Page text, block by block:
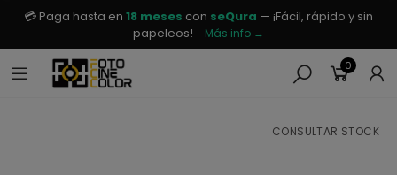
💳 Paga hasta en 18 meses con seQura — ¡Fácil, rápido y sin
papeleos!
Más info →
0
CONSULTAR STOCK